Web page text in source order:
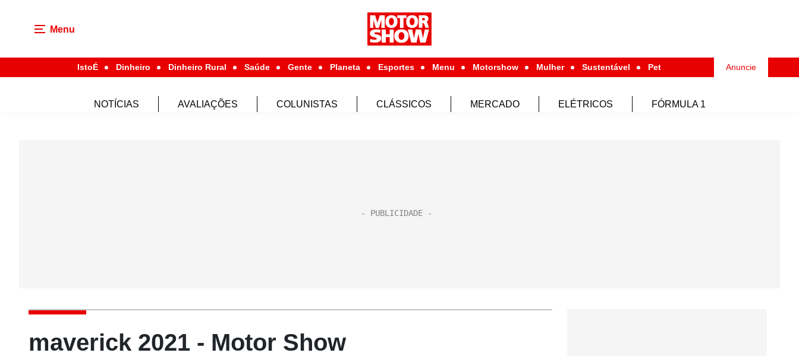
Menu
IstoÉ Dinheiro Dinheiro Rural Saúde Gente Planeta Esportes Menu Motorshow Mulher Sustentável Pet Anuncie
NOTÍCIAS AVALIAÇÕES COLUNISTAS CLÁSSICOS MERCADO ELÉTRICOS FÓRMULA 1
maverick 2021 - Motor Show